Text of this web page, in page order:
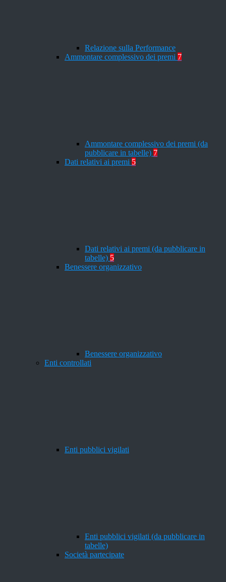
Relazione sulla Performance
Ammontare complessivo dei premi 7
Ammontare complessivo dei premi (da
pubblicare in tabelle) 7
Dati relativi ai premi 5
Dati relativi ai premi (da pubblicare in
tabelle) 5
Benessere organizzativo
Benessere organizzativo
Enti controllati
Enti pubblici vigilati
Enti pubblici vigilati (da pubblicare in
tabelle)
Società partecipate